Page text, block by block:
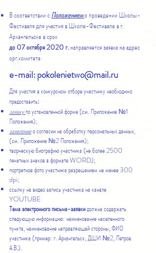
В соответствии сПоложениемо проведении Школы-
Фестиваля для участия в Школе-Фестивале в г.
Архангельске в срок
до 07 октября 2020 г.направляется заявка на адрес
орг.комитета
e-mail:pokolenietwo@mail.ru
Для участия в конкурсном отборе участнику необходимо
предоставить:
заявкупо установленной форме (см. Приложение №1
Положения);
заявлениео согласии на обработку персональных данных,
(см. Приложение №2 Положения);
творческую биографию участника (не более 2500
печатных знаков в формате WORD);
портретное фото участника разрешением не менее 300
dpi;
ссылку на видео запись участника на канале
YOUTUBE
Тема электронного письма-заявкидолжна содержать
следующую информацию: наименование населенного
пункта, наименование направляющей стороны, ФИО
участника (пример: г. Архангельск, ДШИ №2, Петров
А.В.).